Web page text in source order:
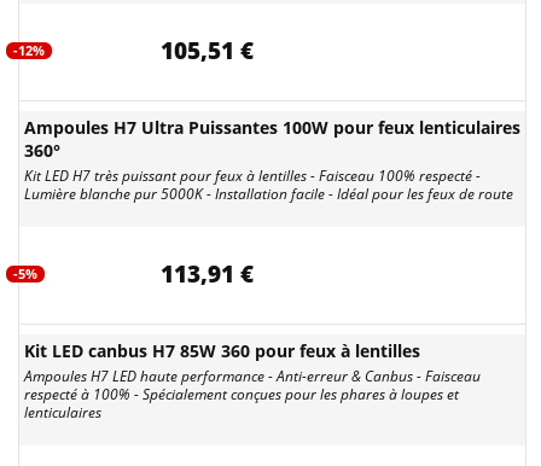
-12% 105,51 €
Ampoules H7 Ultra Puissantes 100W pour feux lenticulaires
360°
Kit LED H7 très puissant pour feux à lentilles - Faisceau 100% respecté -
Lumière blanche pur 5000K - Installation facile - Idéal pour les feux de route
-5% 113,91 €
Kit LED canbus H7 85W 360 pour feux à lentilles
Ampoules H7 LED haute performance - Anti-erreur & Canbus - Faisceau
respecté à 100% - Spécialement conçues pour les phares à loupes et
lenticulaires